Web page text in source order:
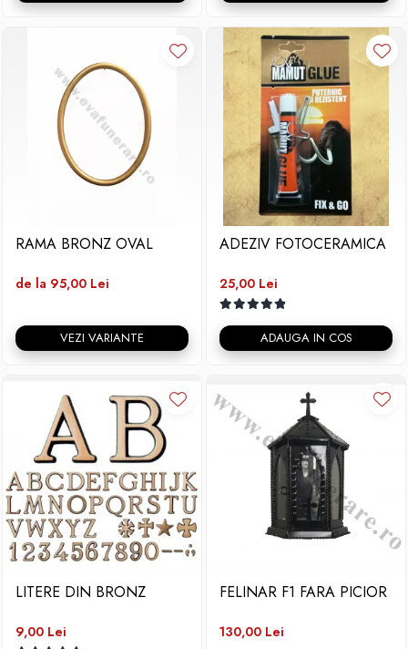
RAMA BRONZ OVAL
de la 95,00 Lei
VEZI VARIANTE
ADEZIV FOTOCERAMICA
25,00 Lei
ADAUGA IN COS
LITERE DIN BRONZ
9,00 Lei
FELINAR F1 FARA PICIOR
130,00 Lei